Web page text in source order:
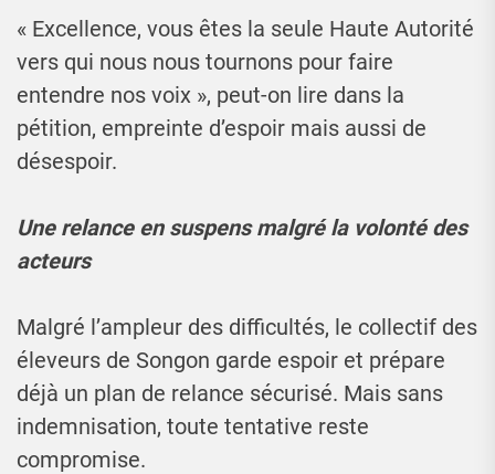
« Excellence, vous êtes la seule Haute Autorité
vers qui nous nous tournons pour faire
entendre nos voix », peut-on lire dans la
pétition, empreinte d’espoir mais aussi de
désespoir.
Une relance en suspens malgré la volonté des
acteurs
Malgré l’ampleur des difficultés, le collectif des
éleveurs de Songon garde espoir et prépare
déjà un plan de relance sécurisé. Mais sans
indemnisation, toute tentative reste
compromise.